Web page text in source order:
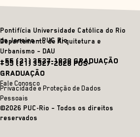
Pontifícia Universidade Católica do Rio
de Janeiro – PUC Rio
Departamento de Arquitetura e
Urbanismo – DAU
+55 (21) 3527-1828 GRADUAÇÃO
+55 (21) 3527-2628 PÓS-
GRADUAÇÃO
Fale Conosco
Privacidade e Proteção de Dados
Pessoais
©2026 PUC-Rio – Todos os direitos
reservados